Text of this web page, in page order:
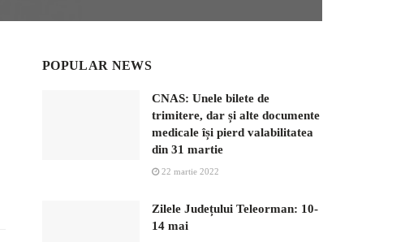
POPULAR NEWS
CNAS: Unele bilete de
trimitere, dar și alte documente
medicale își pierd valabilitatea
din 31 martie
22 martie 2022
Zilele Județului Teleorman: 10-
14 mai